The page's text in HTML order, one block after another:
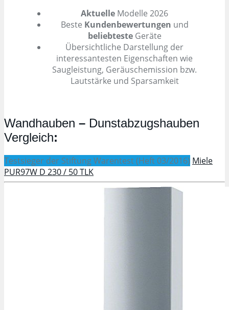
Aktuelle Modelle 2026
Beste Kundenbewertungen und
beliebtesteGeräte
Übersichtliche Darstellung der
interessantesten Eigenschaften wie
Saugleistung, Geräuschemission bzw.
Lautstärke und Sparsamkeit
Wandhauben – Dunstabzugshauben
Vergleich:
Testsieger der Stiftung Warentest (Heft 03/2016) Miele
PUR97W D 230 / 50 TLK